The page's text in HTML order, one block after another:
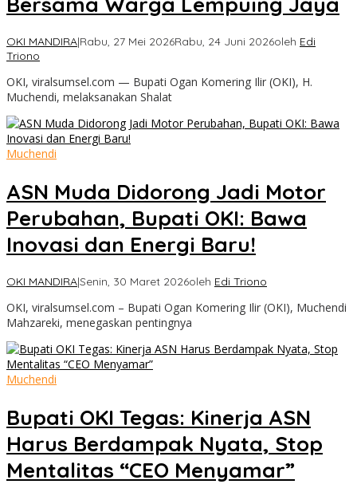
OKI MANDIRA|Rabu, 27 Mei 2026Rabu, 24 Juni 2026oleh Edi
Triono
OKI, viralsumsel.com — Bupati Ogan Komering Ilir (OKI), H.
Muchendi, melaksanakan Shalat
Muchendi
ASN Muda Didorong Jadi Motor
Perubahan, Bupati OKI: Bawa
Inovasi dan Energi Baru!
OKI MANDIRA|Senin, 30 Maret 2026oleh Edi Triono
OKI, viralsumsel.com – Bupati Ogan Komering Ilir (OKI), Muchendi
Mahzareki, menegaskan pentingnya
Muchendi
Bupati OKI Tegas: Kinerja ASN
Harus Berdampak Nyata, Stop
Mentalitas “CEO Menyamar”